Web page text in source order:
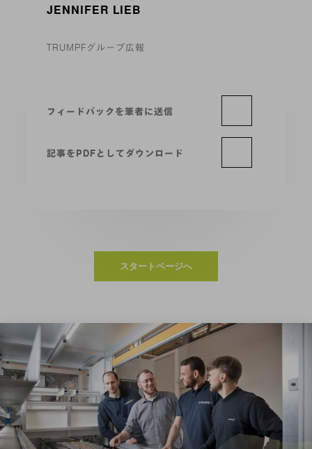
JENNIFER LIEB
TRUMPFグループ広報
フィードバックを筆者に送信
記事をPDFとしてダウンロード
スタートページへ